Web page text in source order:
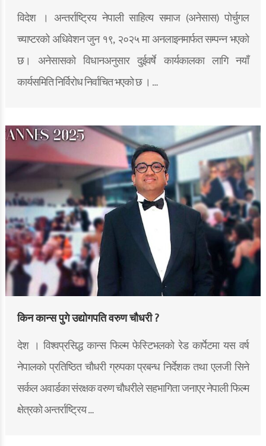
विदेश । अन्तर्राष्ट्रिय नेपाली साहित्य समाज (अनेसास) पोर्चुगल
च्याप्टरको अधिवेशन जुन १९, २०२५ मा अनलाइनमार्फत सम्पन्न भएको
छ। अनेसासको विधानअनुसार दुईवर्षे कार्यकालका लागि नयाँ
कार्यसमिति निर्विरोध निर्वाचित भएको छ । …
किन कान्स पुगे उद्योगपति वरुण चौधरी ?
देश । विश्वप्रसिद्ध कान्स फिल्म फेस्टिभलको रेड कार्पेटमा यस वर्ष
नेपालको प्रतिष्ठित चौधरी ग्रुपका प्रबन्ध निर्देशक तथा एलजी सिने
सर्कल अवार्डका संरक्षक वरुण चौधरीले सहभागिता जनाएर नेपाली फिल्म
क्षेत्रको अन्तर्राष्ट्रिय …